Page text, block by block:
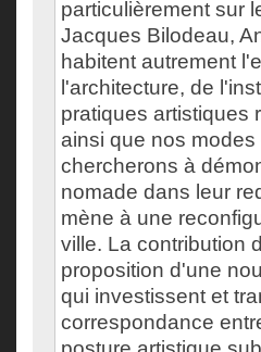
particulièrement sur
Jacques Bilodeau,
habitent autrement
l'architecture, de
pratiques artistiques
ainsi que nos
chercherons à
nomade dans leur
mène à une
ville. La contribution
proposition d'une
qui investissent et
correspondance